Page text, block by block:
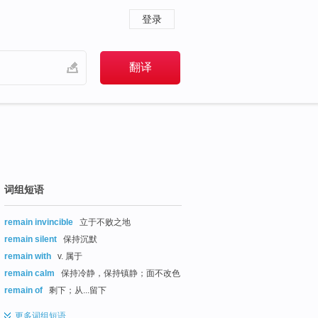
登录
词组短语
remain invincible
立于不败之地
remain silent
保持沉默
remain with
v. 属于
remain calm
保持冷静，保持镇静；面不改色
remain of
剩下；从...留下
更多词组短语